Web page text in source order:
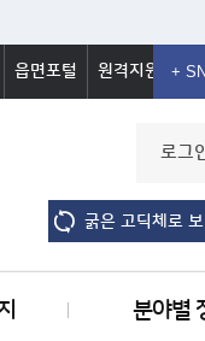
읍면포털 원격지원
로그
굵은 고딕체로 보
분야별